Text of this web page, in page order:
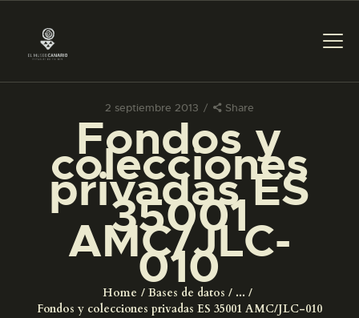
2 septiembre 2013 Share
Fondos y
colecciones
privadas ES
35001
AMC/JLC-
010
Home Bases de datos
...
Fondos y colecciones privadas ES 35001 AMC/JLC-010
PREPARAR LA VISITA
ACTIVIDADES
█
EL MUSEO